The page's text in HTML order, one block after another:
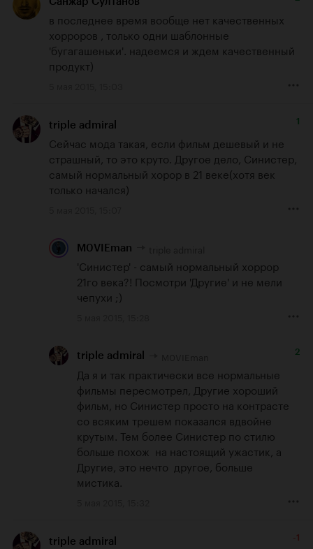
в последнее время вообще нет качественных
хорроров , только одни шаблонные
'бугагашеньки'. надеемся и ждем качественный
продукт)
triple admiral 1
Сейчас мода такая, если фильм дешевый и не
страшный, то это круто. Другое дело, Синистер,
самый нормальный хорор в 21 веке(хотя век
только начался)
M0VIEman
'Синистер' - самый нормальный хоррор
21го века?! Посмотри 'Другие' и не мели
чепухи ;)
triple admiral 2
Да я и так практически все нормальные
фильмы пересмотрел, Другие хороший
фильм, но Синистер просто на контрасте
со всяким трешем показался вдвойне
крутым. Тем более Синистер по стилю
больше похож  на настоящий ужастик, а
Другие, это нечто  другое, больше
мистика.
triple admiral -1